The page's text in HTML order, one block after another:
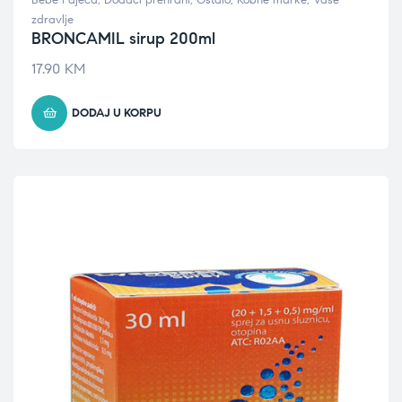
zdravlje
BRONCAMIL sirup 200ml
17.90 KM
DODAJ U KORPU